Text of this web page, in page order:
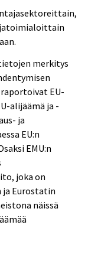
merkitys
EU-
alijäämä ja -
ja
EU:n
EMU:n
joka on
ja Eurostatin
näissä